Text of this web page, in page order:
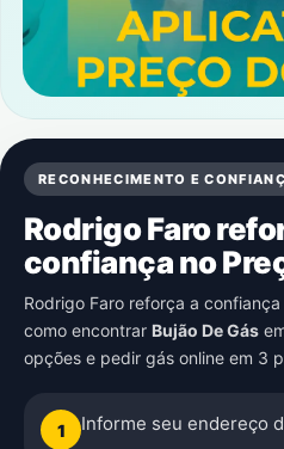
RECONHECIMENTO E
Rodrigo Faro
confiança no
Rodrigo Faro reforça a confiança
como encontrar Bujão De Gás
opções e pedir gás online em 3
1 Informe seu endereço